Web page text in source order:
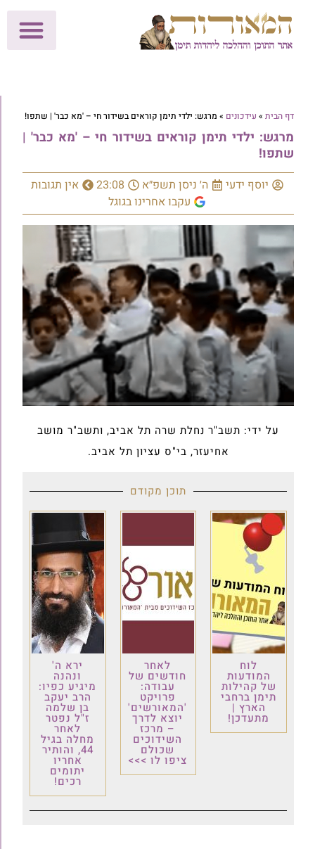
דף הבית » עידכונים » מרגש: ילדי תימן קוראים בשידור חי – 'מא כבר' | שתפו!
מרגש: ילדי תימן קוראים בשידור חי – 'מא כבר' |
שתפו!
יוסף ידעי ה׳ ניסן תשפ״א 23:08
אין תגובות
עקבו אחרינו בגוגל
על ידי: תשב"ר נחלת שרה תל אביב, ותשב"ר מושב
אחיעזר, בי"ס עציון תל אביב.
תוכן מקודם
לוח
המודעות
של קהילות
תימן ברחבי
הארץ |
מתעדכן!
לאחר
חודשים של
עבודה:
פרויקט
'המאורשים'
יוצא לדרך
– מרכז
השידוכים
שכולם
ציפו לו >>>
ירא ה'
ונהנה
מיגיע כפיו:
הרב יעקב
בן שלמה
ז"ל נפטר
לאחר
מחלה בגיל
44, והותיר
אחריו
יתומים
רכים!